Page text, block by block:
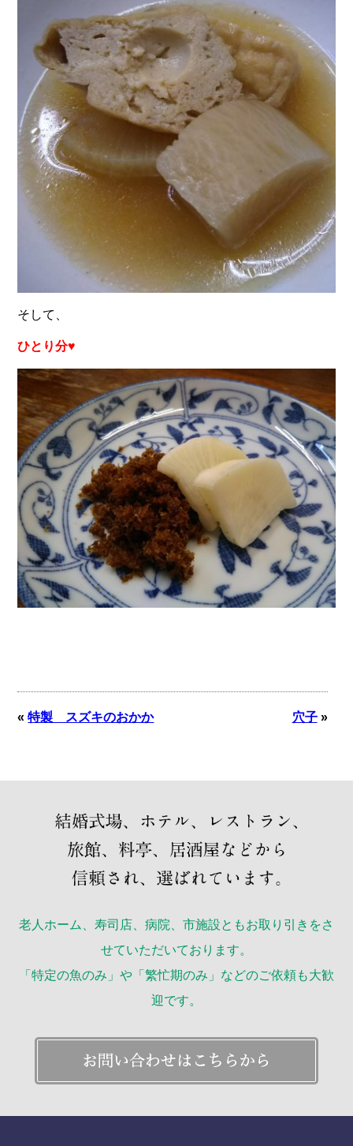
そして、
ひとり分♥
«特製 スズキのおかか 穴子»
老人ホーム、寿司店、病院、市施設ともお取り引きをさ
せていただいております。
「特定の魚のみ」や「繁忙期のみ」などのご依頼も大歓
迎です。